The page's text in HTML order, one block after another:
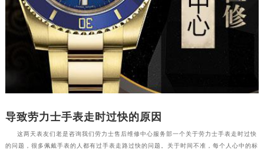
导致劳力士手表走时过快的原因
这两天表友们老是咨询我们劳力士售后维修中心服务部一个关于劳力士手表走时过快
的问题，很多佩戴手表的人都有过手表走路过快的问题。关于时间不准，每个人心中的标